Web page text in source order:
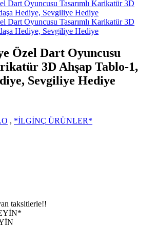
Özel Dart Oyuncusu
3D Ahşap Tablo-1,
Sevgiliye Hediye
, *İLGİNÇ ÜRÜNLER*
taksitlerle!!